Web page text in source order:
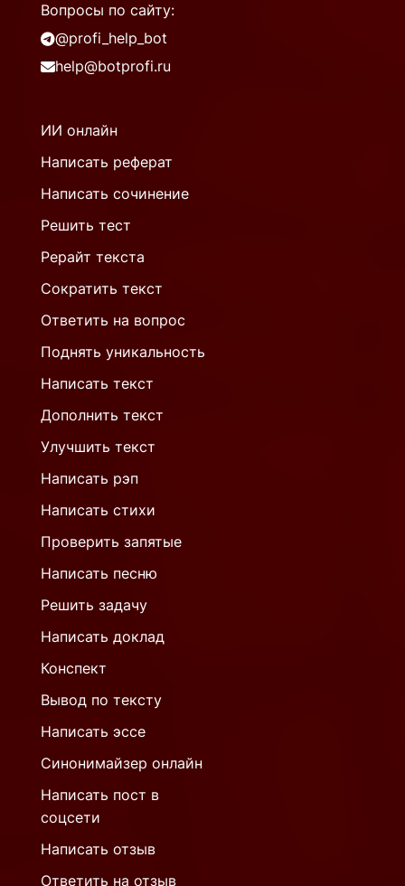
Вопросы по сайту:
@profi_help_bot
help@botprofi.ru
ИИ онлайн
Написать реферат
Написать сочинение
Решить тест
Рерайт текста
Сократить текст
Ответить на вопрос
Поднять уникальность
Написать текст
Дополнить текст
Улучшить текст
Написать рэп
Написать стихи
Проверить запятые
Написать песню
Решить задачу
Написать доклад
Конспект
Вывод по тексту
Написать эссе
Синонимайзер онлайн
Написать пост в
соцсети
Написать отзыв
Ответить на отзыв